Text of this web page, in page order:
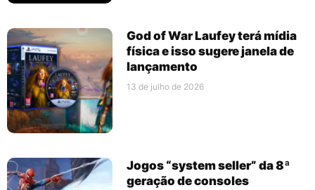
God of War Laufey terá mídia
física e isso sugere janela de
lançamento
13 de julho de 2026
Jogos “system seller” da 8ª
geração de consoles